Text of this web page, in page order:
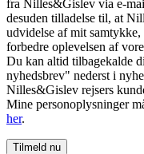
fra Nilles&Gislev via e-
desuden tilladelse til, at
udvidelse af mit
forbedre oplevelsen af
Du kan altid tilbagekalde
nyhedsbrev" nederst i
Nilles&Gislev rejsers
Mine personoplysninger
her.
Tilmeld nu